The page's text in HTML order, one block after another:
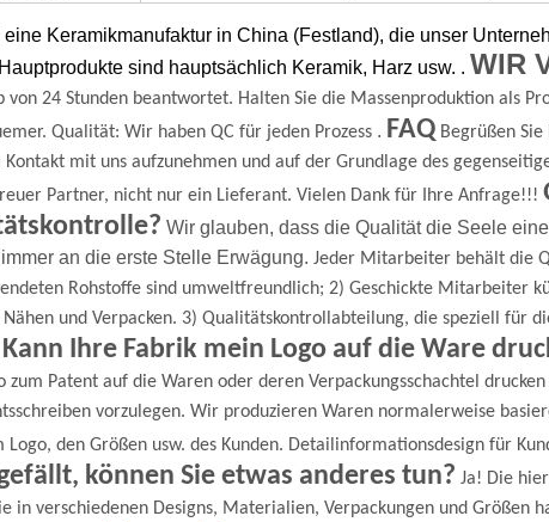
Keramikmanufaktur in China (Festland), die unser
sind hauptsächlich Keramik, Harz usw. . WIR
von 24 Stunden beantwortet. Halten Sie die Massenproduktion als
Qualität: Wir haben QC für jeden Prozess . FAQ Begrüßen
mit uns aufzunehmen und auf der Grundlage des
Partner, nicht nur ein Lieferant. Vielen Dank für Ihre Anfrage!!!
Wir glauben, dass die Qualität die Seele
an die erste Stelle Erwägung. Jeder Mitarbeiter behält die
Rohstoffe sind umweltfreundlich; 2) Geschickte Mitarbeiter
Nähen und Verpacken. 3) Qualitätskontrollabteilung, die speziell für
Ihre Fabrik mein Logo auf die Ware
zum Patent auf die Waren oder deren Verpackungsschachtel
vorzulegen. Wir produzieren Waren normalerweise
Logo, den Größen usw. des Kunden. Detailinformationsdesign für
können Sie etwas anderes tun? Ja! Die
in verschiedenen Designs, Materialien, Verpackungen und Größen